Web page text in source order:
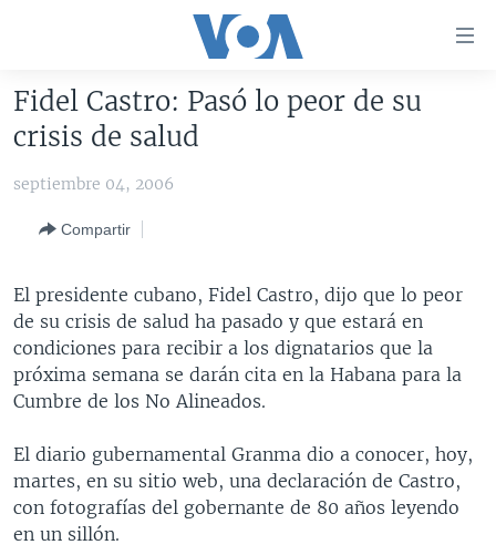
accesibilidad
al
contenido
principal
Salte
principal
Salte
búsqueda
AMÉRICA DEL NORTE
HAITÍ
ELECCIONES EEUU
VOTO DIVIDIDO
VOA VERIFICA
VOA VERIFICA UCRANIA/RUSIA
VOA VERIFICA AMÉRICA LATINA
AMÉRICA LATINA
BOLIVIA
COLOMBIA
CHILE
ECUADOR
VENEZUELA
CENTROAMÉRICA
COSTA RICA
EL SALVADOR
HONDURAS
NICARAGUA
OTRAS SECCIONES
INMIGRACIÓN
MUNDO
ECONOMÍA
ESPECIALES DE LA VOA
UCRANIA
MULTIMEDIA
Fidel Castro: Pasó lo peor de su
crisis de salud
septiembre 04, 2006
Compartir
El presidente cubano, Fidel Castro, dijo que lo peor
de su crisis de salud ha pasado y que estará en
condiciones para recibir a los dignatarios que la
próxima semana se darán cita en la Habana para la
Cumbre de los No Alineados.
El diario gubernamental Granma dio a conocer, hoy,
martes, en su sitio web, una declaración de Castro,
con fotografías del gobernante de 80 años leyendo
en un sillón.